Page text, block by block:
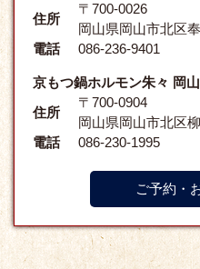
住所
〒700-0026
岡山県岡山市北区
電話
086-236-9401
京もつ鍋ホルモン朱々 岡
住所
〒700-0904
岡山県岡山市北区
電話
086-230-1995
ご予約・